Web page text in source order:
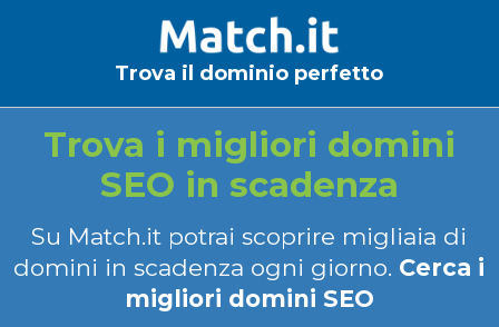
Trova il dominio perfetto
Trova i migliori domini
SEO in scadenza
Su Match.it potrai scoprire migliaia di
domini in scadenza ogni giorno. Cerca i
migliori domini SEO